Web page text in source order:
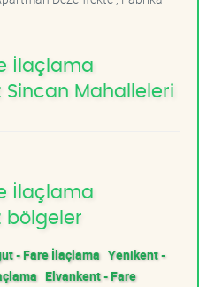
İlaçlama
Sincan Mahalleleri
İlaçlama
bölgeler
- Fare İlaçlama Yenikent -
Elvankent - Fare